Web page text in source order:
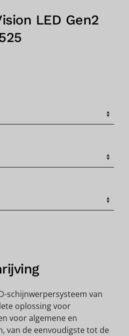
LED Gen2
schijnwerpersysteem van
oplossing voor
voor algemene en
van de eenvoudigste tot de